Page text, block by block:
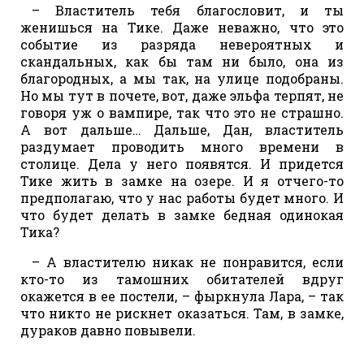
– Властитель тебя благословит, и ты
женишься на Тике. Даже неважно, что это
событие из разряда невероятных и
скандальных, как бы там ни было, она из
благородных, а мы так, на улице подобраны.
Но мы тут в почете, вот, даже эльфа терпят, не
говоря уж о вампире, так что это не страшно.
А вот дальше… Дальше, Дан, властитель
раздумает проводить много времени в
столице. Дела у него появятся. И придется
Тике жить в замке на озере. И я отчего-то
предполагаю, что у нас работы будет много. И
что будет делать в замке бедная одинокая
Тика?
– А властителю никак не понравится, если
кто-то из тамошних обитателей вдруг
окажется в ее постели, – фыркнула Лара, – так
что никто не рискнет оказаться. Там, в замке,
дураков давно повывели.